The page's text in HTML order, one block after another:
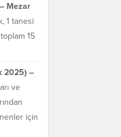
Mezar
1 tanesi
15
2025) –
ve
için